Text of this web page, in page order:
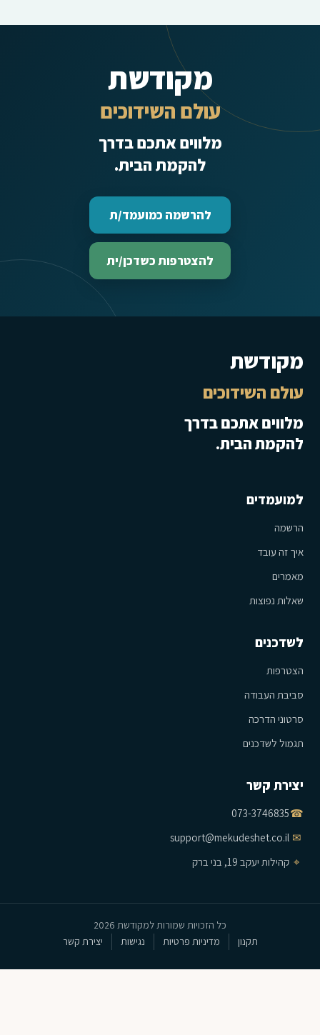
מקודשת
עולם השידוכים
מלווים אתכם בדרך
להקמת הבית.
להרשמה כמועמד/ת
להצטרפות כשדכן/ית
מקודשת
עולם השידוכים
מלווים אתכם בדרך
להקמת הבית.
למועמדים
הרשמה
איך זה עובד
מאמרים
שאלות נפוצות
לשדכנים
הצטרפות
סביבת העבודה
סרטוני הדרכה
תגמול לשדכנים
יצירת קשר
☎
073-3746835
✉
support@mekudeshet.co.il
⌖ קהילות יעקב 19, בני ברק
כל הזכויות שמורות למקודשת 2026
תקנון
מדיניות פרטיות נגישות יצירת קשר